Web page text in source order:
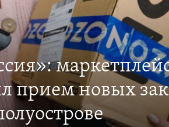
прием новых